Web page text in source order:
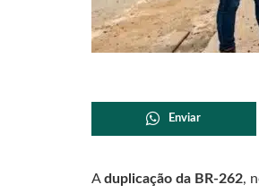
Enviar
Aduplicação da BR-262,